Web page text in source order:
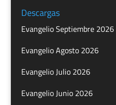
Descargas
Evangelio Septiembre 2026
Evangelio Agosto 2026
Evangelio Julio 2026
Evangelio Junio 2026